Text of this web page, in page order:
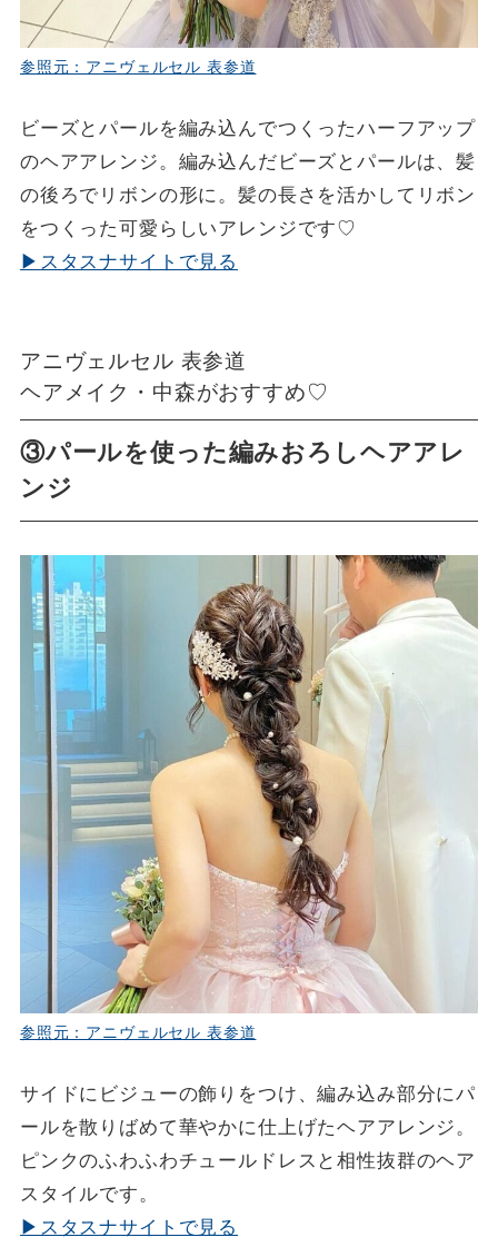
参照元：アニヴェルセル 表参道
ビーズとパールを編み込んでつくったハーフアップ
のヘアアレンジ。編み込んだビーズとパールは、髪
の後ろでリボンの形に。髪の長さを活かしてリボン
をつくった可愛らしいアレンジです♡
▶スタスナサイトで見る
アニヴェルセル 表参道
ヘアメイク・中森がおすすめ♡
③パールを使った編みおろしヘアアレ
ンジ
参照元：アニヴェルセル 表参道
サイドにビジューの飾りをつけ、編み込み部分にパ
ールを散りばめて華やかに仕上げたヘアアレンジ。
ピンクのふわふわチュールドレスと相性抜群のヘア
スタイルです。
▶スタスナサイトで見る